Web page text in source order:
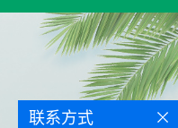
联系方式